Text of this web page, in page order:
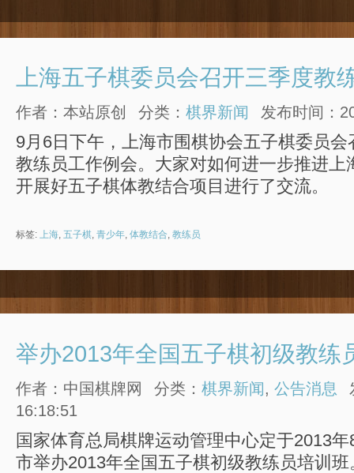
上海五子棋委员会召开三季度教
作者：本站原创 分类： 棋界新闻 发布时间：
9月6日下午，上海市围棋协会五子棋委员
教练员工作例会。大家对如何进一步推进上
开展好五子棋体教结合项目进行了交流。
标签: 上海, 五子棋, 青少年, 体教结合, 教练员
举办2013年全国五子棋初级教练
作者：中国棋牌网 分类： 棋界新闻, 公告消息
16:18:51
国家体育总局棋牌运动管理中心定于2013
市举办2013年全国五子棋初级教练员培训